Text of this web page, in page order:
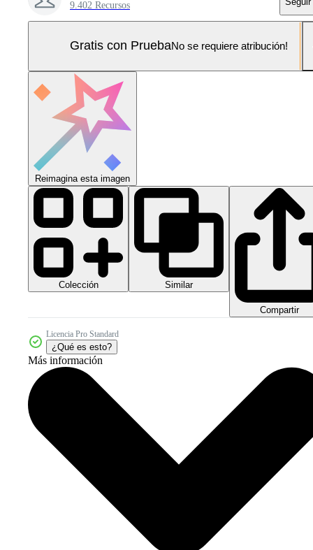
9.402 Recursos
Gratis con PruebaNo se requiere atribución!
Reimagina esta imagen
Colección Similar
Compartir
Licencia Pro Standard
¿Qué es esto?
Más información